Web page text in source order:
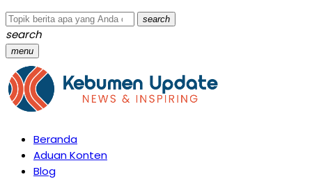
search
search
menu
Beranda
Aduan Konten
Blog